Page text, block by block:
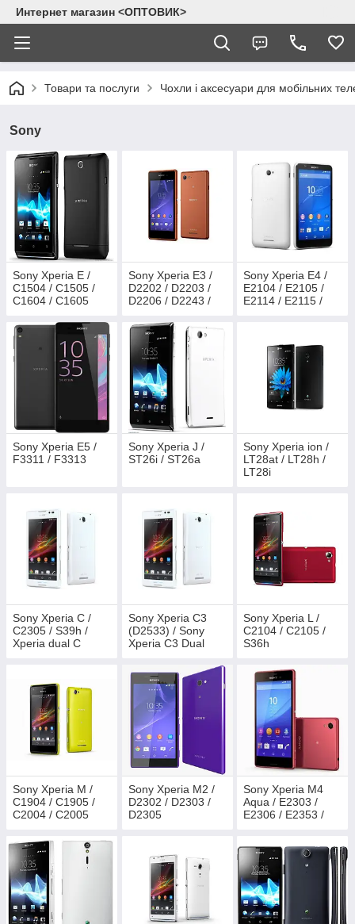
Интернет магазин <ОПТОВИК>
Товари та послуги Чохли і аксесуари для мобільних
Sony
Sony Xperia E /
C1504 / C1505 /
C1604 / C1605
Sony Xperia E3 /
D2202 / D2203 /
D2206 / D2243 /
Sony Xperia E4 /
E2104 / E2105 /
E2114 / E2115 /
Sony Xperia E5 /
F3311 / F3313
Sony Xperia J /
ST26i / ST26a
Sony Xperia ion /
LT28at / LT28h /
LT28i
Sony Xperia C /
C2305 / S39h /
Xperia dual C
Sony Xperia C3
(D2533) / Sony
Xperia C3 Dual
Sony Xperia L /
C2104 / C2105 /
S36h
Sony Xperia M /
C1904 / C1905 /
C2004 / C2005
Sony Xperia M2 /
D2302 / D2303 /
D2305
Sony Xperia M4
Aqua / E2303 /
E2306 / E2353 /